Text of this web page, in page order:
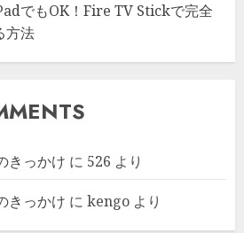
でもOK！Fire TV Stickで完全
方法
きっかけ に 526 より
きっかけ に kengo より